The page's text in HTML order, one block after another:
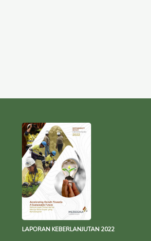
LAPORAN KEBERLANJUTAN 2022